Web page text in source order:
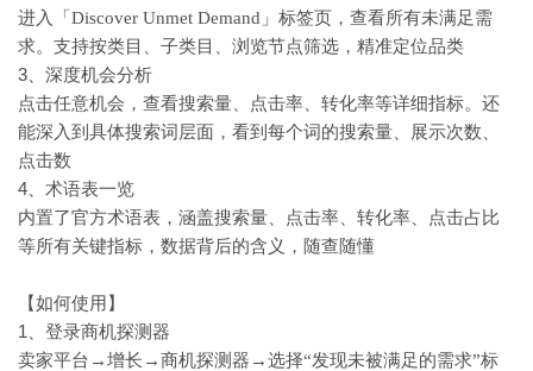
进入「 Discover Unmet Demand」标签页，查看所有未满足需
求。支持按类目、子类目、浏览节点筛选，精准定位品类
3、深度机会分析
点击任意机会，查看搜索量、点击率、转化率等详细指标。还
能深入到具体搜索词层面，看到每个词的搜索量、展示次数、
点击数
4、术语表一览
内置了官方术语表，涵盖搜索量、点击率、转化率、点击占比
等所有关键指标，数据背后的含义，随查随懂
【如何使用】
1、登录商机探测器
卖家平台 →增长→商机探测器→选择“发现未被满足的需求”标